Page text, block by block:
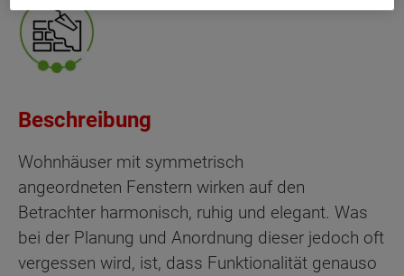
Beschreibung
Wohnhäuser mit symmetrisch
angeordneten Fenstern wirken auf den
Betrachter harmonisch, ruhig und elegant. Was
bei der Planung und Anordnung dieser jedoch oft
vergessen wird, ist, dass Funktionalität genauso